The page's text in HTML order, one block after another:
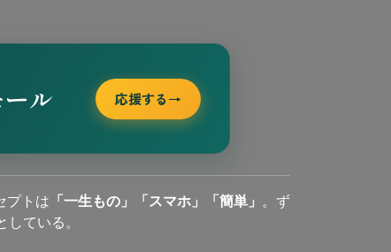
ル 応援する→
プトは 「一生もの」「スマホ」「簡単」 。ず
ている。